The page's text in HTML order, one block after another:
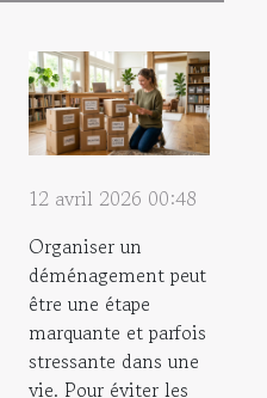
12 avril 2026 00:48
Organiser un
déménagement peut
être une étape
marquante et parfois
stressante dans une
vie. Pour éviter les